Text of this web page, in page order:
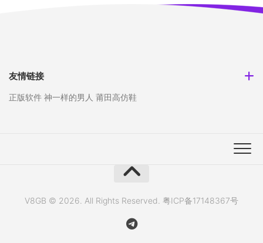
友情链接
正版软件 神一样的男人 莆田高仿鞋
V8GB © 2026. All Rights Reserved. 粤ICP备17148367号